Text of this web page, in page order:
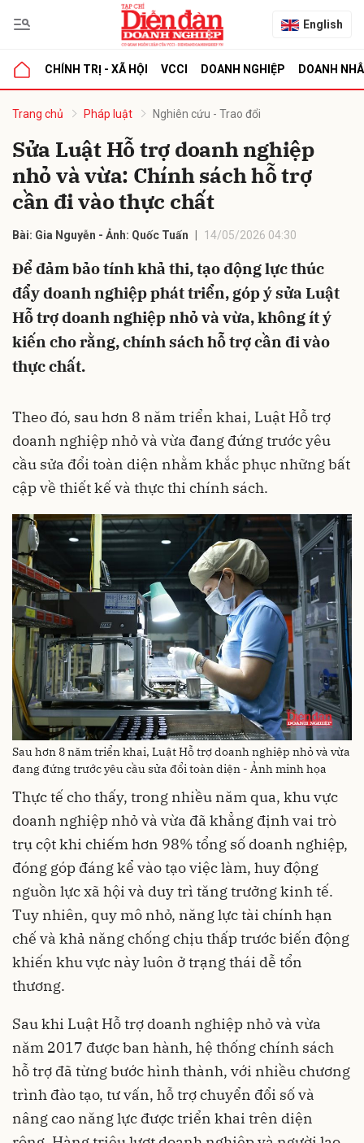
English
CHÍNH TRỊ - XÃ HỘI VCCI DOANH NGHIỆP DOANH
Trang chủ Pháp luật Nghiên cứu - Trao đổi
Sửa Luật Hỗ trợ doanh nghiệp
nhỏ và vừa: Chính sách hỗ trợ
cần đi vào thực chất
Bài: Gia Nguyễn - Ảnh: Quốc Tuấn 14/05/2026 04:30
Để đảm bảo tính khả thi, tạo động lực thúc
đẩy doanh nghiệp phát triển, góp ý sửa Luật
Hỗ trợ doanh nghiệp nhỏ và vừa, không ít ý
kiến cho rằng, chính sách hỗ trợ cần đi vào
thực chất.
Theo đó, sau hơn 8 năm triển khai, Luật Hỗ trợ
doanh nghiệp nhỏ và vừa đang đứng trước yêu
cầu sửa đổi toàn diện nhằm khắc phục những bất
cập về thiết kế và thực thi chính sách.
Sau hơn 8 năm triển khai, Luật Hỗ trợ doanh nghiệp nhỏ và vừa
đang đứng trước yêu cầu sửa đổi toàn diện - Ảnh minh họa
Thực tế cho thấy, trong nhiều năm qua, khu vực
doanh nghiệp nhỏ và vừa đã khẳng định vai trò
trụ cột khi chiếm hơn 98% tổng số doanh nghiệp,
đóng góp đáng kể vào tạo việc làm, huy động
nguồn lực xã hội và duy trì tăng trưởng kinh tế.
Tuy nhiên, quy mô nhỏ, năng lực tài chính hạn
chế và khả năng chống chịu thấp trước biến động
khiến khu vực này luôn ở trạng thái dễ tổn
thương.
Sau khi Luật Hỗ trợ doanh nghiệp nhỏ và vừa
năm 2017 được ban hành, hệ thống chính sách
hỗ trợ đã từng bước hình thành, với nhiều chương
trình đào tạo, tư vấn, hỗ trợ chuyển đổi số và
nâng cao năng lực được triển khai trên diện
luận
Hủy